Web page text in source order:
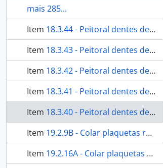
mais 285...
Item 18.3.44 - Peitoral dentes de roedor
Item 18.3.43 - Peitoral dentes de roedor
Item 18.3.42 - Peitoral dentes de roedor
Item 18.3.41 - Peitoral dentes de roedor
Item 18.3.40 - Peitoral dentes de roedor
Item 19.2.9B - Colar plaquetas retangulares de madrepérola
Item 19.2.16A - Colar plaquetas retangulares de madrepérola